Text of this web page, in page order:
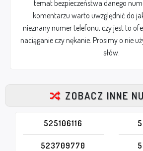
temat bezpieczeństwa danego
komentarzu warto uwzględnić do
nieznany numer telefonu, czy jest to
naciąganie czy nękanie. Prosimy o nie
słów.
ZOBACZ INNE
525106116
523709770